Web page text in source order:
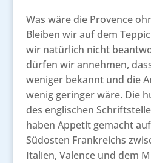
Was wäre die Provence
Bleiben wir auf dem
wir natürlich nicht
dürfen wir annehmen,
weniger bekannt und die
wenig geringer wäre. Die
des englischen
haben Appetit gemacht
Südosten Frankreichs
Italien, Valence und dem